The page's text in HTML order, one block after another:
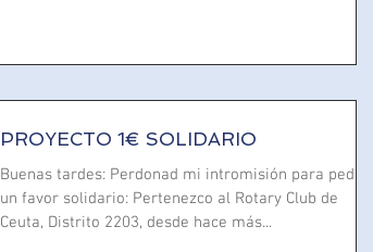
PROYECTO 1€ SOLIDARIO
Buenas tardes: Perdonad mi intromisión para pediros
un favor solidario: Pertenezco al Rotary Club de
Ceuta, Distrito 2203, desde hace más...